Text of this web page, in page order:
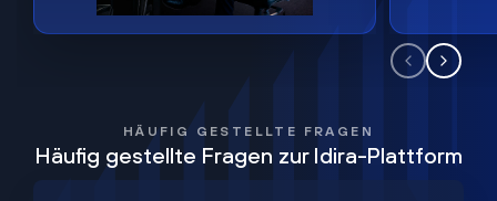
HÄUFIG GESTELLTE FRAGEN
Häufig gestellte Fragen zur Idira-Plattform